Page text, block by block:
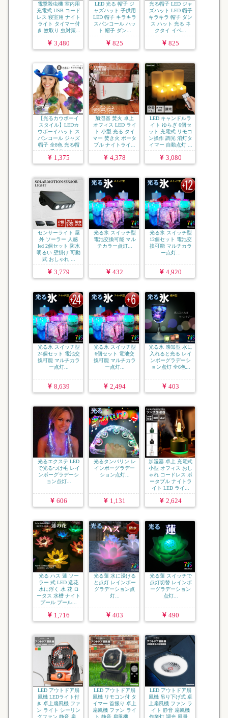
電撃殺虫機 室内用
充電式 USB コード
レス 寝室用 ナイト
ライト タイマー付
き 蚊取り 虫対策...
3,480
LED 光る 帽子 ジ
ャズハット 子供用
LED 帽子 キラキラ
スパンコール ハッ
ト 帽子 ダン...
825
光る帽子 LED ジャ
ズハット LED 帽子
キラキラ 帽子 ダン
ス ハット 光る ネ
クタイ イベ...
825
【光るカウボーイ
スタイル】LEDカ
ウボーイハット ス
パンコール ジャズ
帽子 全8色 光る帽
子 LE...
1,375
加湿器 焚火 卓上
オフィス LED ライ
ト 小型 光る タイ
マー 焚き火 ポータ
ブル ナイトライ...
4,378
LED キャンドルラ
イト ゆらぎ 6個セ
ット 充電式 リモコ
ン操作 調光 消灯タ
イマー 自動点灯 ...
3,080
センサーライト 屋
外 ソーラー 人感
led 2個セット 防水
明るい 壁掛け 可動
式 おしゃれ ...
3,779
光る氷 スイッチ型
電池交換可能 マル
チカラー点灯...
432
光る氷 スイッチ型
12個セット 電池交
換可能 マルチカラ
ー点灯...
4,920
光る氷 スイッチ型
24個セット 電池交
換可能 マルチカラ
ー点灯...
8,639
光る氷 スイッチ型
6個セット 電池交
換可能 マルチカラ
ー点灯...
2,494
光る氷 感知型 水に
入れると光る レイ
ンボーグラデーシ
ョン点灯 全6色...
403
光るエクステ LED
で光るつけ毛 レイ
ンボーグラデーシ
ョン点灯...
606
光るタンバリン レ
インボーグラデー
ション点灯...
1,131
加湿器 卓上 充電式
小型 オフィス おし
ゃれ コードレス ポ
ータブル ナイトラ
イト LED ライ...
2,624
光る ハス 蓮 ソー
ラー 式 LED 造花
水に浮く 水 花 ロ
ータス 水槽 ナイト
プール プール...
1,716
光る蓮 水に浸ける
と点灯 レインボー
グラデーション点
灯...
403
光る蓮 スイッチで
点灯切替 レインボ
ーグラデーション
点灯...
490
LED アウトドア扇
風機 LEDライト付
き 卓上扇風機 ファ
ン ライト シーリン
グファン 静音 扇...
LED アウトドア扇
風機 リモコン付 タ
イマー 首振り 卓上
扇風機 ファン ライ
ト 静音 扇風機 ...
LED アウトドア扇
風機 吊り下げ式 卓
上扇風機 ファン ラ
イト 静音 扇風機
作業灯 調光 風量...